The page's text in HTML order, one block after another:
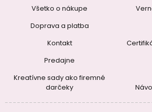
Všetko o nákupe
Doprava a platba
Kontakt
Predajne
Kreatívne sady ako firemné
darčeky